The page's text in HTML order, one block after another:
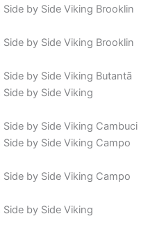
by Side Viking Brooklin
by Side Viking Brooklin
by Side Viking Butantã
by Side Viking
by Side Viking Cambuci
by Side Viking Campo
by Side Viking Campo
by Side Viking